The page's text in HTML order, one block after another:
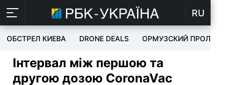
RU
ОБСТРЕЛ КИЕВА DRONE DEALS ОРМУЗСКИЙ ПРОЛИВ
Інтервал між першою та
другою дозою CoronaVac